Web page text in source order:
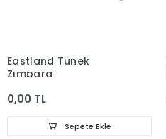
Eastland Tünek
Zımpara
0,00 TL
Sepete Ekle